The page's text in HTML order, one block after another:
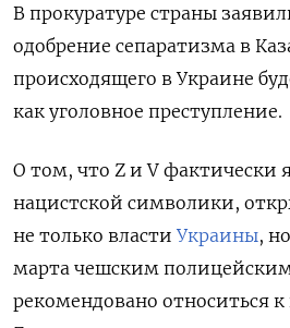
В прокуратуре страны
одобрение сепаратизма в
происходящего в Украине
как уголовное преступление.
О том, что Z и V фактически
нацистской символики,
не только власти Украины,
марта чешским
рекомендовано относиться